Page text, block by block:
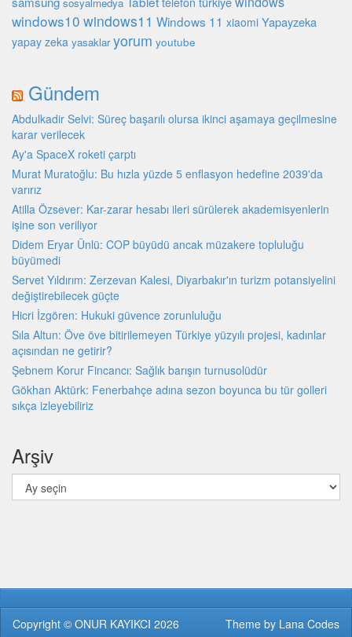
sosyalmedya
windows10 windows11 Windows 11 xiaomi Yapayzeka
yapay zeka yasaklar yorum youtube
Gündem
Abdulkadir Selvi: Süreç başarılı olursa ikinci aşamaya geçilmesine
karar verilecek
Ay'a SpaceX roketi çarptı
Murat Muratoğlu: Bu hızla yüzde 5 enflasyon hedefine 2039'da
varırız
Atilla Özsever: Kar-zarar hesabı ileri sürülerek akademisyenlerin
işine son veriliyor
Didem Eryar Ünlü: COP büyüdü ancak müzakere topluluğu
büyümedi
Servet Yıldırım: Zerzevan Kalesi, Diyarbakır'ın turizm potansiyelini
değiştirebilecek güçte
Hicri İzgören: Hukuki güvence zorunluluğu
Sıla Altun: Öve öve bitirilemeyen Türkiye yüzyılı projesi, kadınlar
açısından ne getirir?
Şebnem Korur Fincancı: Sağlık barışın turnusolüdür
Gökhan Aktürk: Fenerbahçe adına sezon boyunca bu tür golleri
sıkça izleyebiliriz
Arşiv
Arşiv
Theme by Lana Codes
Copyright © ONUR KAYIKCI 2026